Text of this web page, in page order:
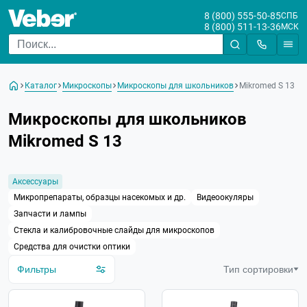
8 (800) 555-50-85СПБ
8 (800) 511-13-36МСК
Каталог Микроскопы Микроскопы для школьников Mikromed S 13
Микроскопы для школьников
Mikromed S 13
Аксессуары
Микропрепараты, образцы насекомых и др.
Видеоокуляры
Запчасти и лампы
Стекла и калибровочные слайды для микроскопов
Средства для очистки оптики
Цена
От
До
Бренд
окуляра
Назначение
Тип микроскопа
Тип образцов для
Фильтры Тип сортировки